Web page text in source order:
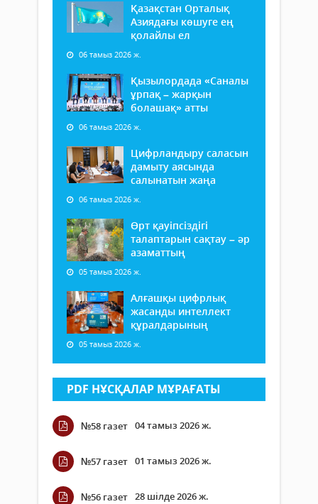
Қазақстан Орталық
Азиядағы көшуге ең
қолайлы ел
06 тамыз 2026 ж.
Қызылордада «Саналы
ұрпақ – жарқын
болашақ» атты
06 тамыз 2026 ж.
Цифрландыру саласын
дамыту аясында
салынатын жаңа
06 тамыз 2026 ж.
Өрт қауіпсіздігі
талаптарын сақтау – әр
азаматтың
05 тамыз 2026 ж.
Алғашқы цифрлық
жасанды интеллект
құралдарының
05 тамыз 2026 ж.
PDF НҰСҚАЛАР МҰРАҒАТЫ
№58 газет 04 тамыз 2026 ж.
№57 газет 01 тамыз 2026 ж.
№56 газет 28 шілде 2026 ж.